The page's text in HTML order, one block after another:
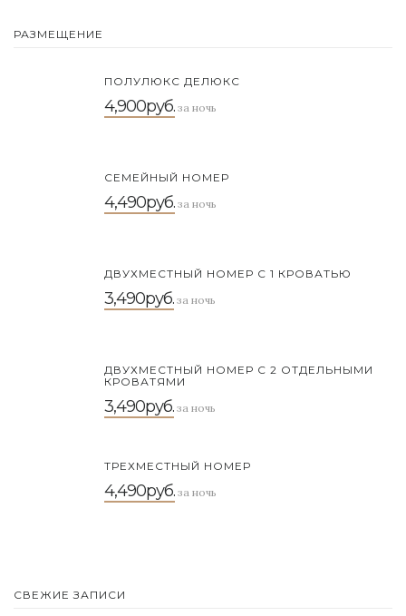
РАЗМЕЩЕНИЕ
ПОЛУЛЮКС ДЕЛЮКС
4,900руб. за ночь
СЕМЕЙНЫЙ НОМЕР
4,490руб. за ночь
ДВУХМЕСТНЫЙ НОМЕР С 1 КРОВАТЬЮ
3,490руб. за ночь
ДВУХМЕСТНЫЙ НОМЕР С 2 ОТДЕЛЬНЫМИ
КРОВАТЯМИ
3,490руб. за ночь
ТРЕХМЕСТНЫЙ НОМЕР
4,490руб. за ночь
СВЕЖИЕ ЗАПИСИ